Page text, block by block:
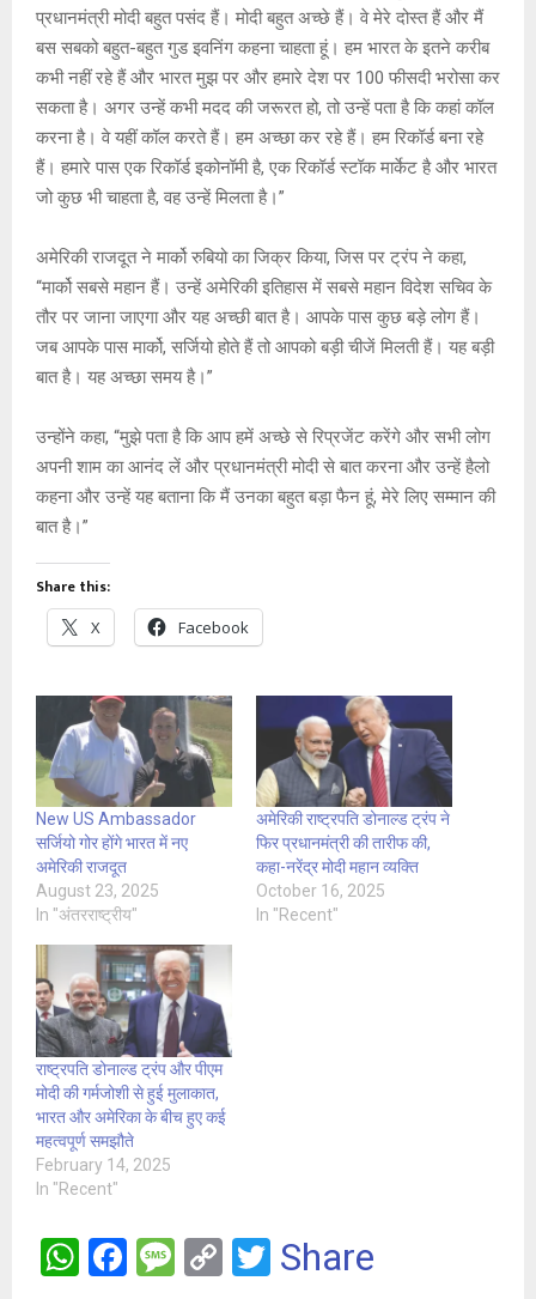
प्रधानमंत्री मोदी बहुत पसंद हैं। मोदी बहुत अच्छे हैं। वे मेरे दोस्त हैं और मैं
बस सबको बहुत-बहुत गुड इवनिंग कहना चाहता हूं। हम भारत के इतने करीब
कभी नहीं रहे हैं और भारत मुझ पर और हमारे देश पर 100 फीसदी भरोसा कर
सकता है। अगर उन्हें कभी मदद की जरूरत हो, तो उन्हें पता है कि कहां कॉल
करना है। वे यहीं कॉल करते हैं। हम अच्छा कर रहे हैं। हम रिकॉर्ड बना रहे
हैं। हमारे पास एक रिकॉर्ड इकोनॉमी है, एक रिकॉर्ड स्टॉक मार्केट है और भारत
जो कुछ भी चाहता है, वह उन्हें मिलता है।”
अमेरिकी राजदूत ने मार्को रुबियो का जिक्र किया, जिस पर ट्रंप ने कहा,
“मार्को सबसे महान हैं। उन्हें अमेरिकी इतिहास में सबसे महान विदेश सचिव के
तौर पर जाना जाएगा और यह अच्छी बात है। आपके पास कुछ बड़े लोग हैं।
जब आपके पास मार्को, सर्जियो होते हैं तो आपको बड़ी चीजें मिलती हैं। यह बड़ी
बात है। यह अच्छा समय है।”
उन्होंने कहा, “मुझे पता है कि आप हमें अच्छे से रिप्रजेंट करेंगे और सभी लोग
अपनी शाम का आनंद लें और प्रधानमंत्री मोदी से बात करना और उन्हें हैलो
कहना और उन्हें यह बताना कि मैं उनका बहुत बड़ा फैन हूं, मेरे लिए सम्मान की
बात है।”
Share this:
X Facebook
New US Ambassador
सर्जियो गोर होंगे भारत में नए
अमेरिकी राजदूत
August 23, 2025
In "अंतरराष्ट्रीय"
अमेरिकी राष्ट्रपति डोनाल्ड ट्रंप ने
फिर प्रधानमंत्री की तारीफ की,
कहा-नरेंद्र मोदी महान व्यक्ति
October 16, 2025
In "Recent"
राष्ट्रपति डोनाल्ड ट्रंप और पीएम
मोदी की गर्मजोशी से हुई मुलाकात,
भारत और अमेरिका के बीच हुए कई
महत्वपूर्ण समझौते
February 14, 2025
In "Recent"
W F
M C
T
Share